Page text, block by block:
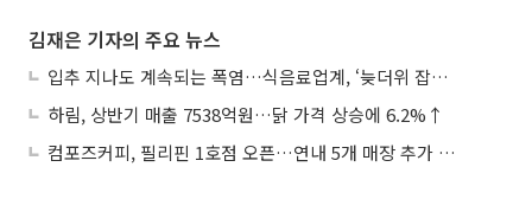
김재은 기자의 주요 뉴스
입추 지나도 계속되는 폭염…식음료업계, ‘늦더위 잡기’ 전력 투구
하림, 상반기 매출 7538억원…닭 가격 상승에 6.2%↑
컴포즈커피, 필리핀 1호점 오픈…연내 5개 매장 추가 출점